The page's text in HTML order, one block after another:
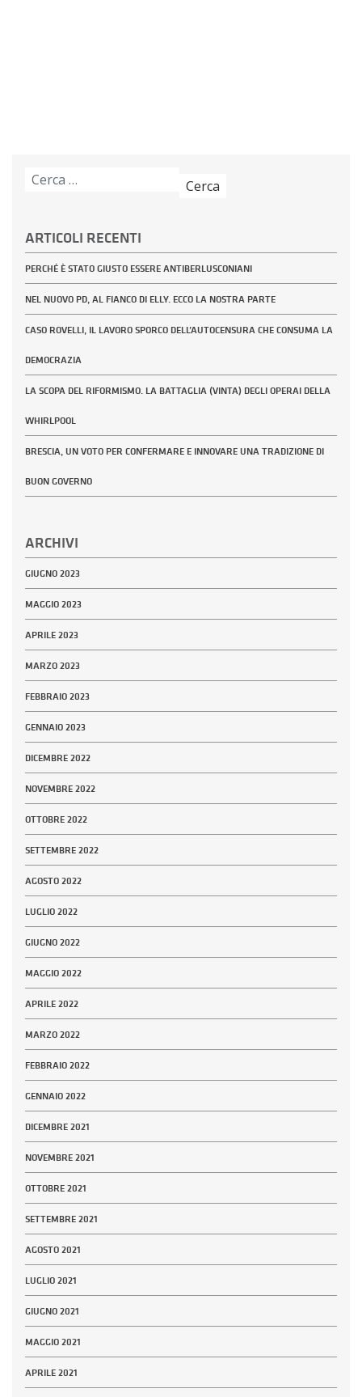
Ricerca
ARTICOLI RECENTI
PERCHÉ È STATO GIUSTO ESSERE ANTIBERLUSCONIANI
NEL NUOVO PD, AL FIANCO DI ELLY. ECCO LA NOSTRA PARTE
CASO ROVELLI, IL LAVORO SPORCO DELL’AUTOCENSURA CHE CONSUMA LA
DEMOCRAZIA
LA SCOPA DEL RIFORMISMO. LA BATTAGLIA (VINTA) DEGLI OPERAI DELLA
WHIRLPOOL
BRESCIA, UN VOTO PER CONFERMARE E INNOVARE UNA TRADIZIONE DI
BUON GOVERNO
ARCHIVI
GIUGNO 2023
MAGGIO 2023
APRILE 2023
MARZO 2023
FEBBRAIO 2023
GENNAIO 2023
DICEMBRE 2022
NOVEMBRE 2022
OTTOBRE 2022
SETTEMBRE 2022
AGOSTO 2022
LUGLIO 2022
GIUGNO 2022
MAGGIO 2022
APRILE 2022
MARZO 2022
FEBBRAIO 2022
GENNAIO 2022
DICEMBRE 2021
NOVEMBRE 2021
OTTOBRE 2021
SETTEMBRE 2021
AGOSTO 2021
LUGLIO 2021
GIUGNO 2021
MAGGIO 2021
APRILE 2021